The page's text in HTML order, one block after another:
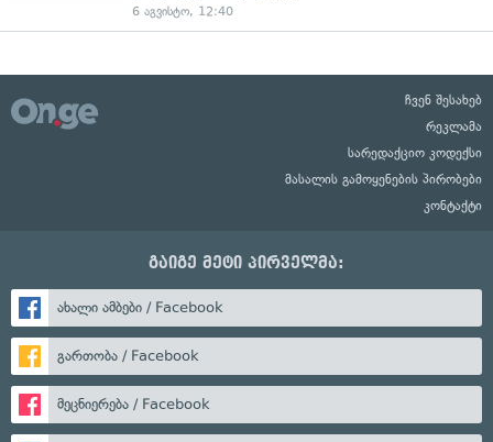
6 აგვისტო, 12:40
ჩვენ შესახებ
რეკლამა
სარედაქციო კოდექსი
მასალის გამოყენების პირობები
კონტაქტი
გაიგე მეტი პირველმა:
ახალი ამბები / Facebook
გართობა / Facebook
მეცნიერება / Facebook